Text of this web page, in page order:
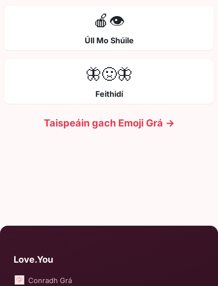
🍎👁️
Úll Mo Shúile
🦋🤢🦋
Feithidí
Taispeáin gach Emoji Grá →
Love.You
Conradh Grá